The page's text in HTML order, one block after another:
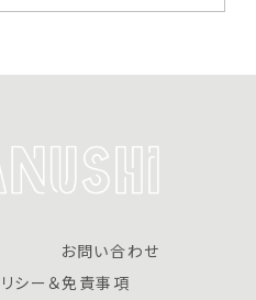
お問い合わせ
シー＆免責事項